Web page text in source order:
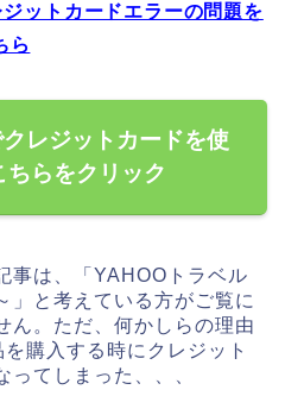
ットカードエラーの問題を
ら
レジットカードを使
ちらをクリック
事は、「YAHOOトラベル
」と考えている方がご覧に
ん。ただ、何かしらの理由
購入する時にクレジット
ってしまった、、、